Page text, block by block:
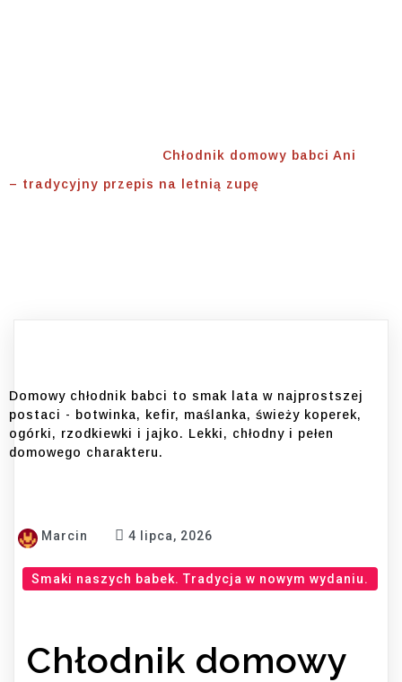
Chłodnik domowy babci Ani
– tradycyjny przepis na letnią zupę
Domowy chłodnik babci to smak lata w najprostszej
postaci - botwinka, kefir, maślanka, świeży koperek,
ogórki, rzodkiewki i jajko. Lekki, chłodny i pełen
domowego charakteru.
Marcin 4 lipca, 2026
Smaki naszych babek. Tradycja w nowym wydaniu.
Chłodnik domowy